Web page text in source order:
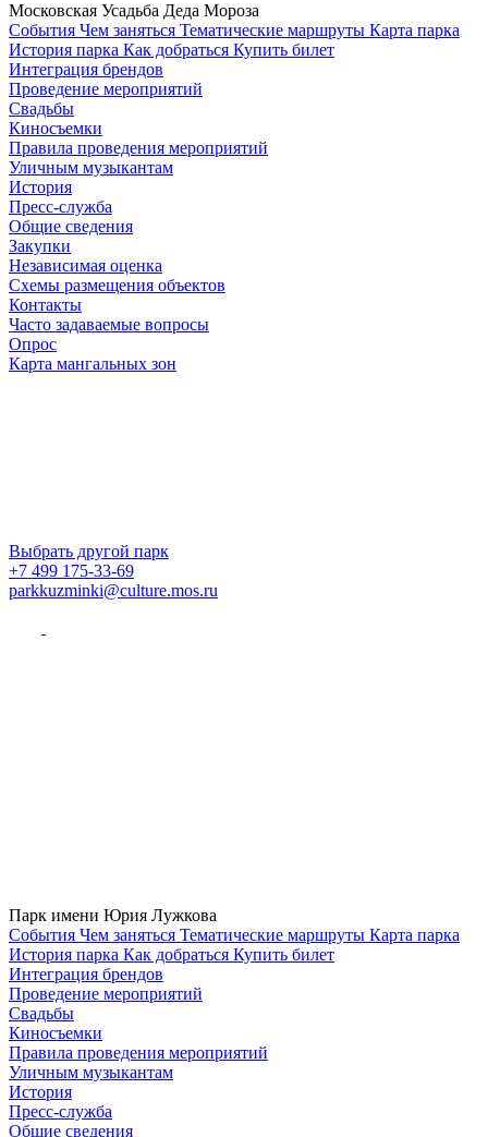
Московская Усадьба Деда Мороза
Cобытия Чем заняться Тематические маршруты Карта парка
История парка Как добраться Купить билет
Интеграция брендов
Проведение мероприятий
Свадьбы
Киносъемки
Правила проведения мероприятий
Уличным музыкантам
История
Пресс-служба
Общие сведения
Закупки
Независимая оценка
Схемы размещения объектов
Контакты
Часто задаваемые вопросы
Опрос
Карта мангальных зон
Выбрать другой парк
+7 499 175-33-69
parkkuzminki@culture.mos.ru
Парк имени Юрия Лужкова
Cобытия Чем заняться Тематические маршруты Карта парка
История парка Как добраться Купить билет
Интеграция брендов
Проведение мероприятий
Свадьбы
Киносъемки
Правила проведения мероприятий
Уличным музыкантам
История
Пресс-служба
Общие сведения